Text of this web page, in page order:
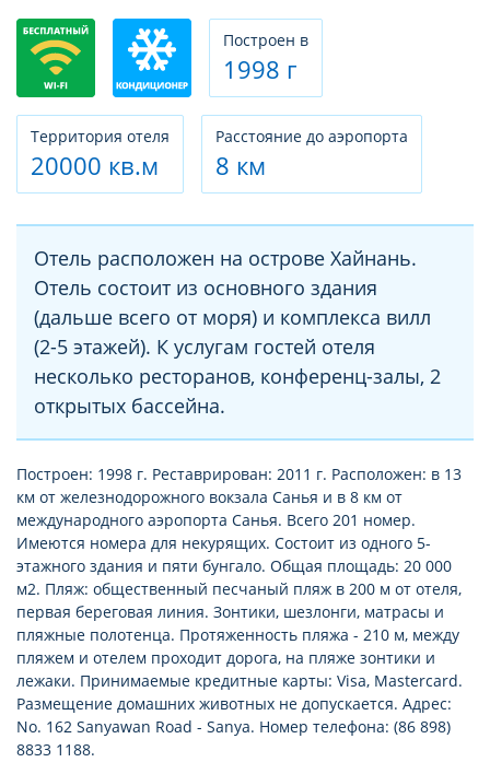
Построен в
1998 г
Территория отеля
20000 кв.м
Расстояние до аэропорта
8 км
Отель расположен на острове Хайнань.
Отель состоит из основного здания
(дальше всего от моря) и комплекса вилл
(2-5 этажей). К услугам гостей отеля
несколько ресторанов, конференц-залы, 2
открытых бассейна.
Построен: 1998 г. Реставрирован: 2011 г. Расположен: в 13
км от железнодорожного вокзала Санья и в 8 км от
международного аэропорта Санья. Всего 201 номер.
Имеются номера для некурящих. Состоит из одного 5-
этажного здания и пяти бунгало. Общая площадь: 20 000
м2. Пляж: общественный песчаный пляж в 200 м от отеля,
первая береговая линия. Зонтики, шезлонги, матрасы и
пляжные полотенца. Протяженность пляжа - 210 м, между
пляжем и отелем проходит дорога, на пляже зонтики и
лежаки. Принимаемые кредитные карты: Visa, Mastercard.
Размещение домашних животных не допускается. Адрес:
No. 162 Sanyawan Road - Sanya. Номер телефона: (86 898)
8833 1188.